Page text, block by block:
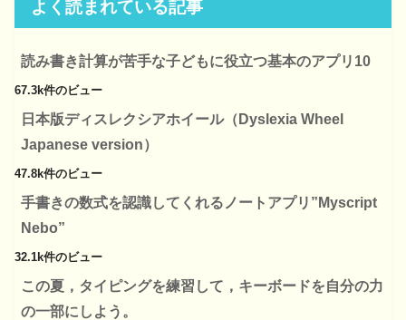
よく読まれている記事
読み書き計算が苦手な子どもに役立つ基本のアプリ10
67.3k件のビュー
日本版ディスレクシアホイール（Dyslexia Wheel
Japanese version）
47.8k件のビュー
手書きの数式を認識してくれるノートアプリ”Myscript
Nebo”
32.1k件のビュー
この夏，タイピングを練習して，キーボードを自分の力
の一部にしよう。